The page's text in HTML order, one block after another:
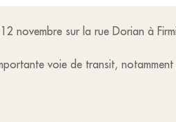
novembre sur la rue Dorian à
voie de transit,